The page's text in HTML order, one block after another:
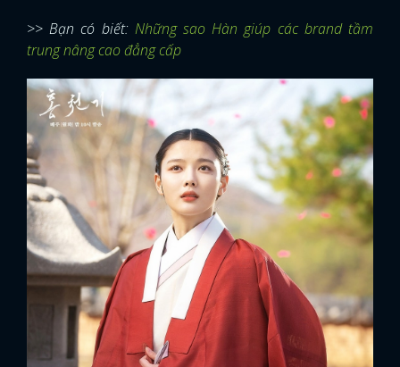
>> Bạn có biết: Những sao Hàn giúp các brand tầm
trung nâng cao đẳng cấp